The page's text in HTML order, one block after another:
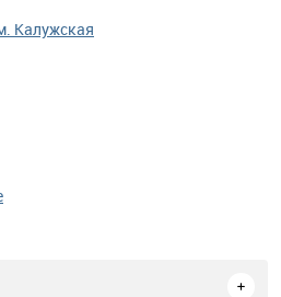
Калужская